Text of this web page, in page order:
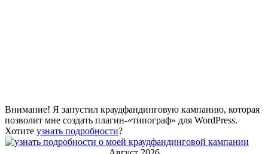
Внимание! Я запустил краудфандинговую кампанию, которая
позволит мне создать плагин-«типограф» для WordPress.
Хотите узнать подробности?